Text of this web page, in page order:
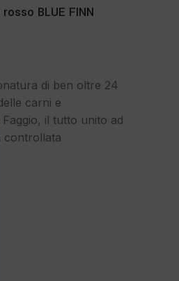
BLUE FINN
di ben oltre 24
carni e
il tutto unito ad
controllata